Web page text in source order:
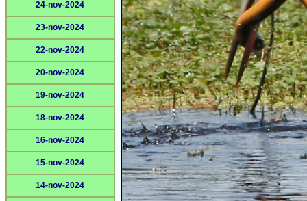
24-nov-2024
23-nov-2024
22-nov-2024
20-nov-2024
19-nov-2024
18-nov-2024
16-nov-2024
15-nov-2024
14-nov-2024